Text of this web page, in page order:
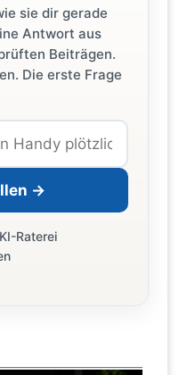
sie dir gerade
Antwort aus
Beiträgen.
Die erste Frage
→
Raterei